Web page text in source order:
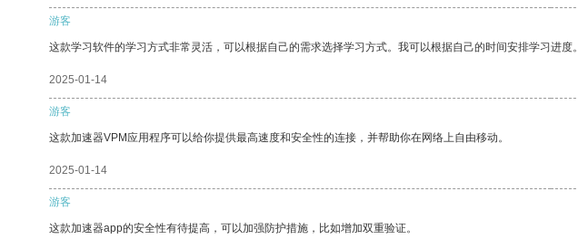
游客
这款学习软件的学习方式非常灵活，可以根据自己的需求选择学习方式。我可以根据自己的时间安排学习进度。
2025-01-14
游客
这款加速器VPM应用程序可以给你提供最高速度和安全性的连接，并帮助你在网络上自由移动。
2025-01-14
游客
这款加速器app的安全性有待提高，可以加强防护措施，比如增加双重验证。